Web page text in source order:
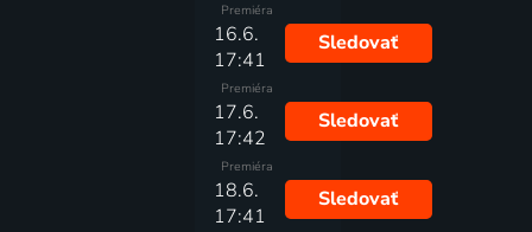
Premiéra
16.6.
17:41
Premiéra
Sledovať
17.6.
17:42
Premiéra
Sledovať
18.6.
17:41
Sledovať